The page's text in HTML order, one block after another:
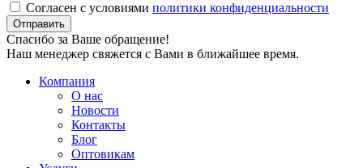
Согласен с условиями политики конфиденциальности
Отправить
Спасибо за Ваше обращение!
Наш менеджер свяжется с Вами в ближайшее время.
Компания
О нас
Новости
Контакты
Блог
Оптовикам